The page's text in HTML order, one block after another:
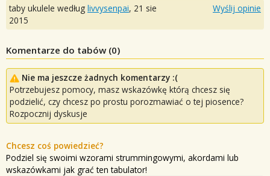
taby ukulele według livvysenpai, 21 sie
2015
Wyślij opinie
Komentarze do tabów (0)
Nie ma jeszcze żadnych komentarzy :(
Potrzebujesz pomocy, masz wskazówkę którą chcesz się
podzielić, czy chcesz po prostu porozmawiać o tej piosence?
Rozpocznij dyskusje
Chcesz coś powiedzieć?
Podziel się swoimi wzorami strummingowymi, akordami lub
wskazówkami jak grać ten tabulator!